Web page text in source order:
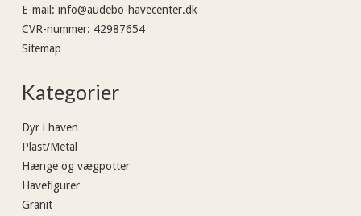
E-mail : info@audebo-havecenter.dk
CVR-nummer: 42987654
Sitemap
Kategorier
Dyr i haven
Plast/Metal
Hænge og vægpotter
Havefigurer
Granit